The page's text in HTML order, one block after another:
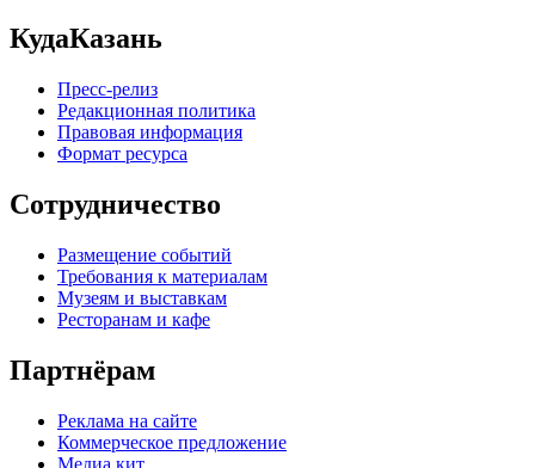
КудаКазань
Пресс-релиз
Редакционная политика
Правовая информация
Формат ресурса
Сотрудничество
Размещение событий
Требования к материалам
Музеям и выставкам
Ресторанам и кафе
Партнёрам
Реклама на сайте
Коммерческое предложение
Медиа кит